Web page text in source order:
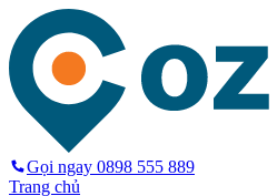
Gọi ngay 0898 555 889
Trang chủ